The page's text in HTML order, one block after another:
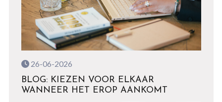
26-06-2026
BLOG: KIEZEN VOOR ELKAAR
WANNEER HET EROP AANKOMT